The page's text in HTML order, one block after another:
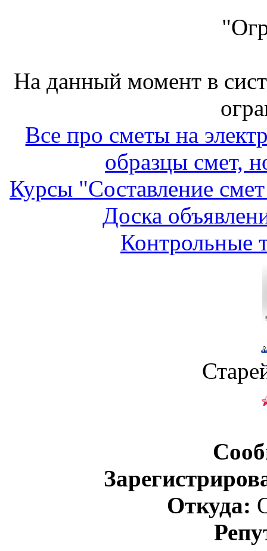
На данный момент в
Все про сметы на
образцы смет,
Курсы "Составление
Доска
Контрольные
Откуда: